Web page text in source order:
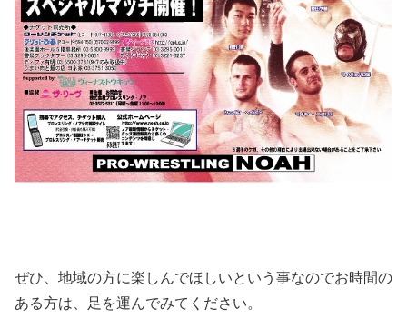
ぜひ、地域の方に楽しんでほしいという事なのでお時間の
ある方は、足を運んでみてください。